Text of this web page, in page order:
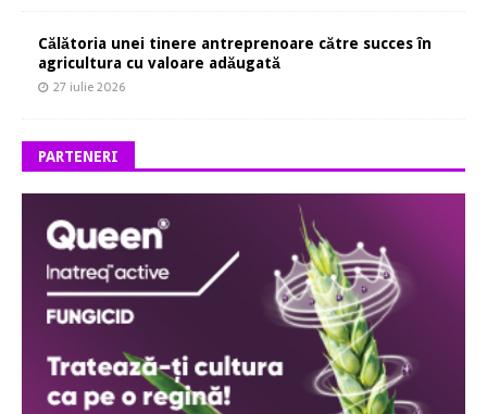
Călătoria unei tinere antreprenoare către succes în
agricultura cu valoare adăugată
27 iulie 2026
PARTENERI